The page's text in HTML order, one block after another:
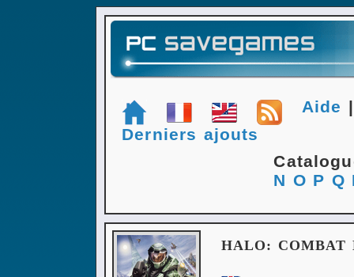
Aide
Derniers ajouts
N O P Q
HALO: COMBAT